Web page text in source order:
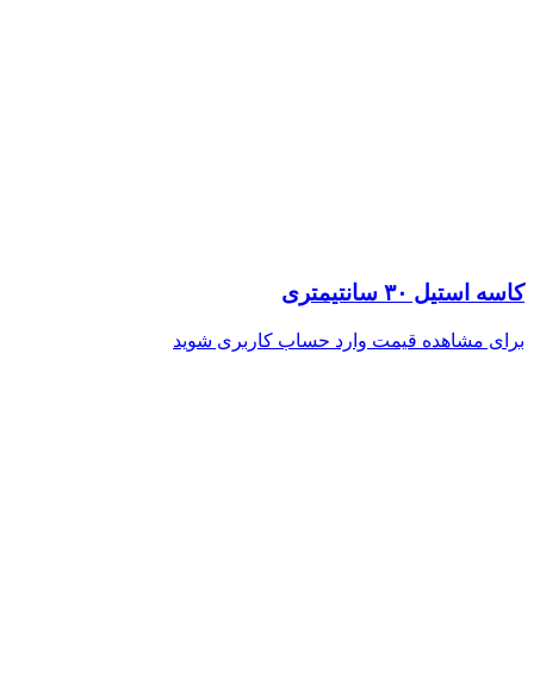
کاسه استیل ۳۰ سانتیمتری
برای مشاهده قیمت وارد حساب کاربری شوید